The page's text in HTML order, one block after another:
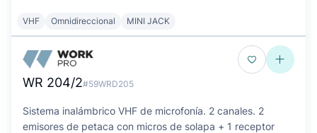
VHF Omnidireccional MINI JACK
WR 204/2#59WRD205
Sistema inalámbrico VHF de microfonía. 2 canales. 2
emisores de petaca con micros de solapa + 1 receptor